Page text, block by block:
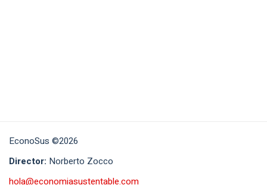
EconoSus ©2026
Director: Norberto Zocco
hola@economiasustentable.com